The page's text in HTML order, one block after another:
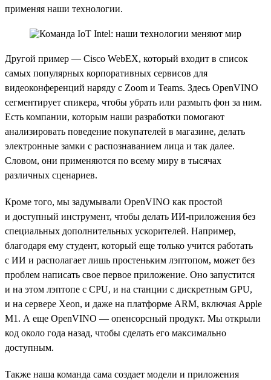
применяя наши технологии.
Другой пример — Cisco WebEX, который входит в список
самых популярных корпоративных сервисов для
видеоконференций наряду с Zoom и Teams. Здесь OpenVINO
сегментирует спикера, чтобы убрать или размыть фон за ним.
Есть компании, которым наши разработки помогают
анализировать поведение покупателей в магазине, делать
электронные замки с распознаванием лица и так далее.
Словом, они применяются по всему миру в тысячах
различных сценариев.
Кроме того, мы задумывали OpenVINO как простой
и доступный инструмент, чтобы делать ИИ-приложения без
специальных дополнительных ускорителей. Например,
благодаря ему студент, который еще только учится работать
с ИИ и располагает лишь простеньким лэптопом, может без
проблем написать свое первое приложение. Оно запустится
и на этом лэптопе с CPU, и на станции с дискретным GPU,
и на сервере Xeon, и даже на платформе ARM, включая Apple
M1. А еще OpenVINO — опенсорсный продукт. Мы открыли
код около года назад, чтобы сделать его максимально
доступным.
Также наша команда сама создает модели и приложения